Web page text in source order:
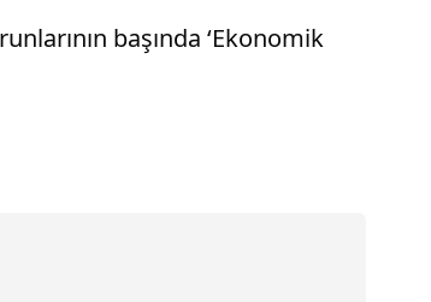
başında ‘Ekonomik